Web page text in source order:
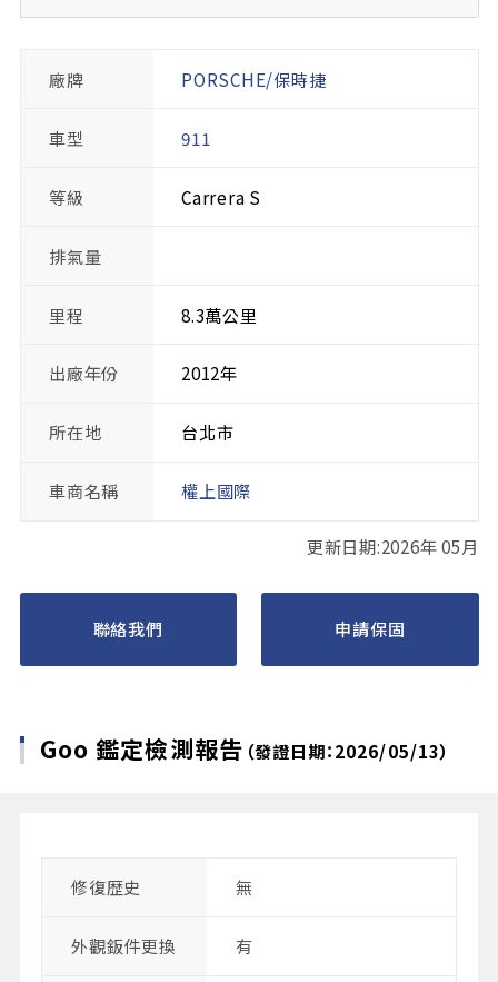
廠牌 PORSCHE/保時捷
車型 911
等級 Carrera S
排氣量
里程 8.3萬公里
出廠年份 2012年
所在地 台北市
車商名稱 權上國際
更新日期:2026年 05月
聯絡我們 申請保固
Goo 鑑定檢測報告 （發證日期：2026/05/13）
修復歴史 無
外觀鈑件更換 有